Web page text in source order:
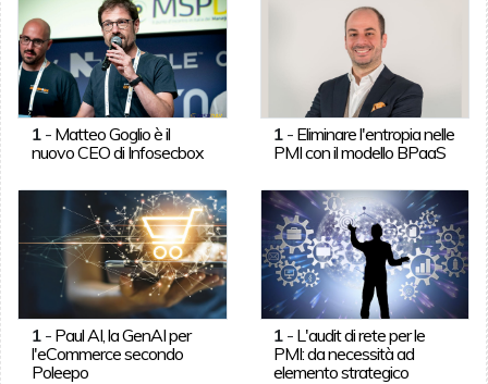
1- Matteo Goglio è il
nuovo CEO di Infosecbox
1 - Eliminare l'entropia nelle
PMI con il modello BPaaS
1- Paul AI, la GenAI per
l'eCommerce secondo
Poleepo
1 - L'audit di rete per le
PMI: da necessità ad
elemento strategico